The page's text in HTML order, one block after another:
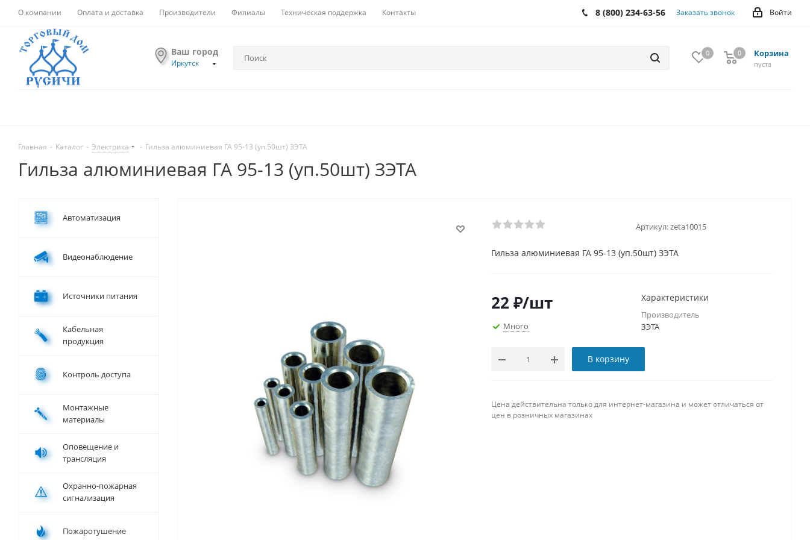
О компании Оплата и доставка Производители Филиалы Техническая поддержка Контакты Войти
8 (800) 234-63-56 Заказать звонок
Ваш город
Иркутск
0 Корзина
0
пуста
0
Главная - Каталог - Электрика - Гильза алюминиевая ГА 95-13 (уп.50шт) ЗЭТА
Гильза алюминиевая ГА 95-13 (уп.50шт) ЗЭТА
Артикул:zeta10015
Гильза алюминиевая ГА 95-13 (уп.50шт) ЗЭТА
22 ₽/шт
Много
В корзину
Характеристики
Производитель
ЗЭТА
Цена действительна только для интернет-магазина и может отличаться от
цен в розничных магазинах
Автоматизация
Видеонаблюдение
Источники питания
Кабельная
продукция
Контроль доступа
Монтажные
материалы
Оповещение и
трансляция
Охранно-пожарная
сигнализация
Пожаротушение